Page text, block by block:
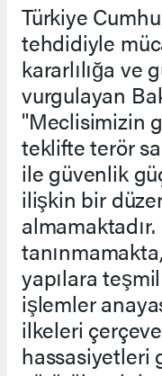
Türkiye
tehdidiyle
kararlılığa ve
vurgulayan
"Meclisimizin
teklifte terör
ile güvenlik
ilişkin bir
yapılara
işlemler
ilkeleri
hassasiyetleri